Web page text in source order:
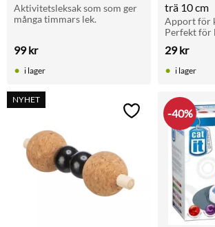
Aktivitetsleksak som som ger
många timmars lek.
99kr
i lager
trä 10 cm
Apport för
Perfekt för
29kr
i lager
NYHET
Lägg till i favoriter
40%